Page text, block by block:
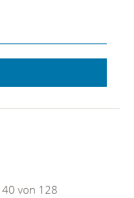
40 von 128